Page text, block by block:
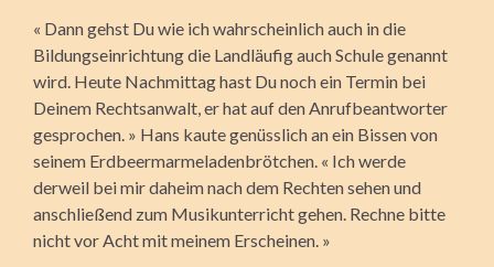
« Dann gehst Du wie ich wahrscheinlich auch in die
Bildungseinrichtung die Landläufig auch Schule genannt
wird. Heute Nachmittag hast Du noch ein Termin bei
Deinem Rechtsanwalt, er hat auf den Anrufbeantworter
gesprochen. » Hans kaute genüsslich an ein Bissen von
seinem Erdbeermarmeladenbrötchen. « Ich werde
derweil bei mir daheim nach dem Rechten sehen und
anschließend zum Musikunterricht gehen. Rechne bitte
nicht vor Acht mit meinem Erscheinen. »